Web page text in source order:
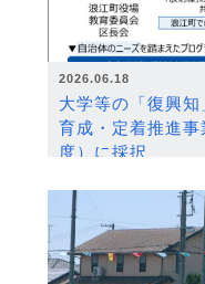
2026.06.18
大学等の「復興
育成・定着推進
度）に採択